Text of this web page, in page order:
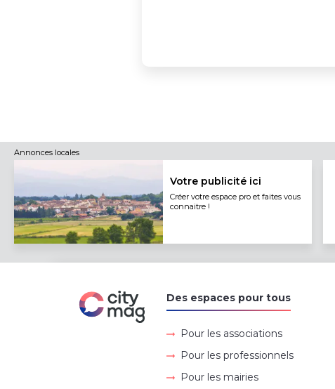
Annonces locales
Votre publicité ici
Créer votre espace pro et faites vous
connaitre !
Des espaces pour tous
Pour les associations
Pour les professionnels
Pour les mairies